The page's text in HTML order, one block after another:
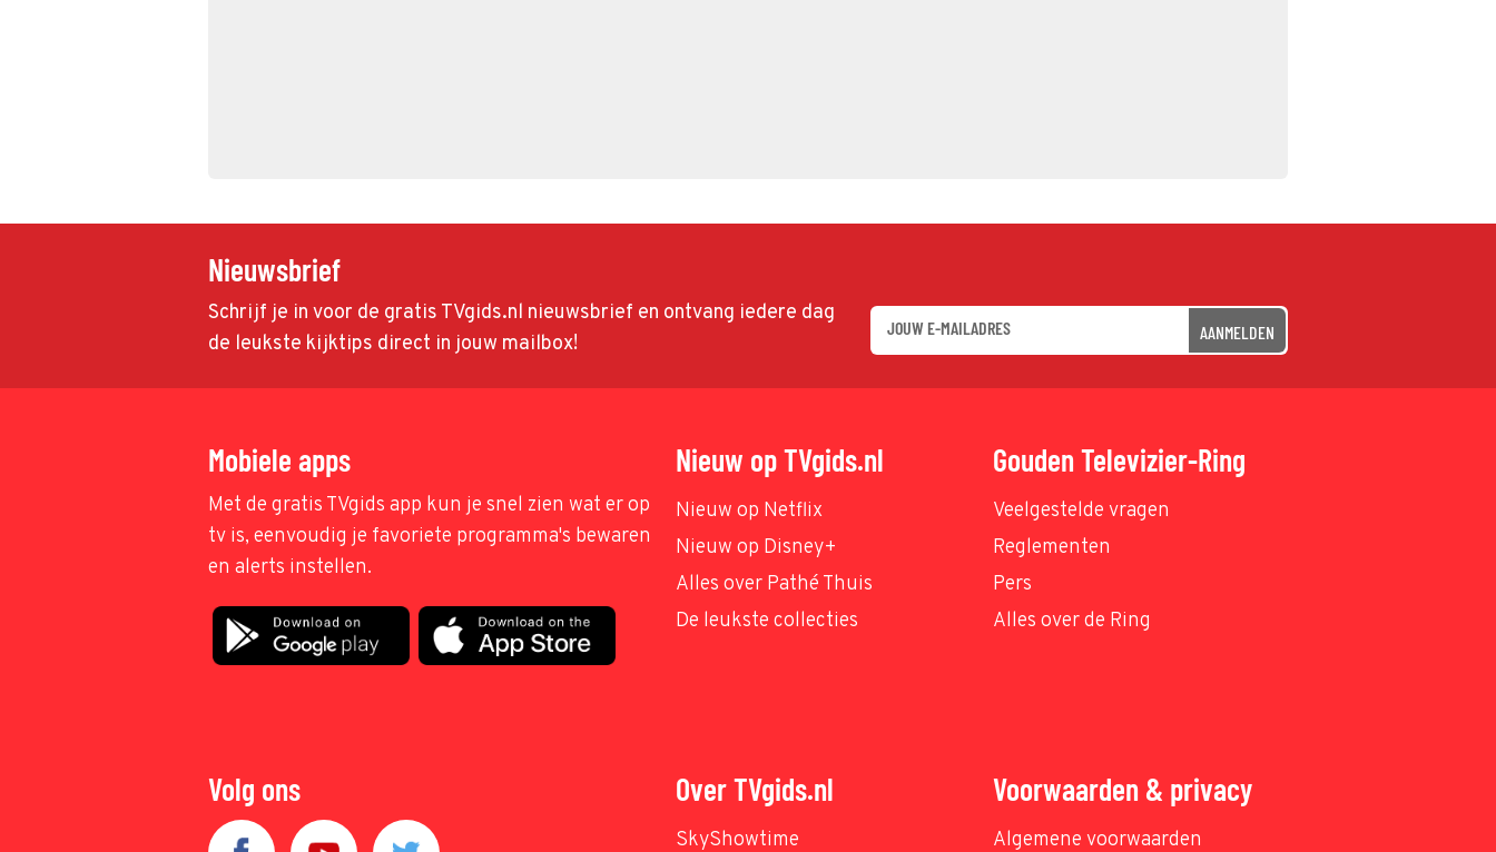
Nieuwsbrief
Schrijf je in voor de gratis TVgids.nl nieuwsbrief en ontvang iedere dag
de leukste kijktips direct in jouw mailbox!
AANMELDEN
Mobiele apps
Met de gratis TVgids app kun je snel zien wat er op
tv is, eenvoudig je favoriete programma's bewaren
en alerts instellen.
Nieuw op TVgids.nl
Nieuw op Netflix
Nieuw op Disney+
Alles over Pathé Thuis
De leukste collecties
Gouden Televizier-Ring
Veelgestelde vragen
Reglementen
Pers
Alles over de Ring
Volg ons Over TVgids.nl
SkyShowtime
Voorwaarden & privacy
Algemene voorwaarden